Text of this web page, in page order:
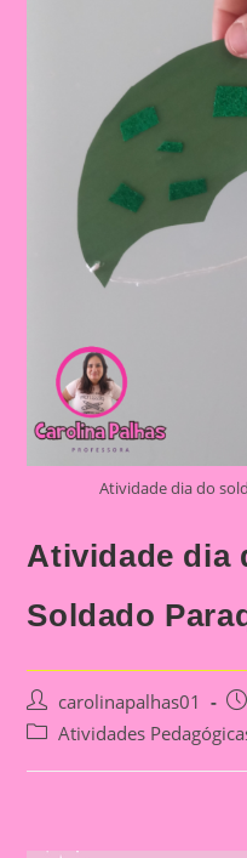
Atividade dia do
Atividade dia
Soldado
Post
author:
carolinapalhas01
PostAtividades